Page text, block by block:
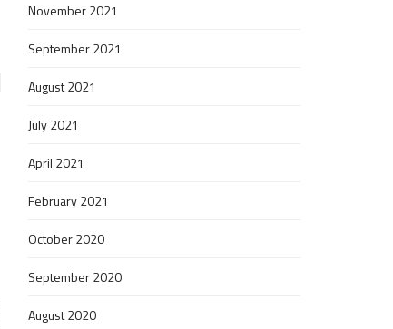
November 2021
September 2021
August 2021
July 2021
April 2021
February 2021
October 2020
September 2020
August 2020